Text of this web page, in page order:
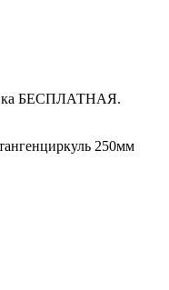
БЕСПЛАТНАЯ.
250мм